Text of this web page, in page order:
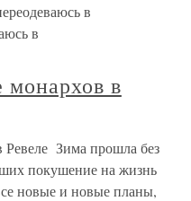
в
в
монархов в
Ревеле Зима прошла без
покушение на жизнь
новые и новые планы,